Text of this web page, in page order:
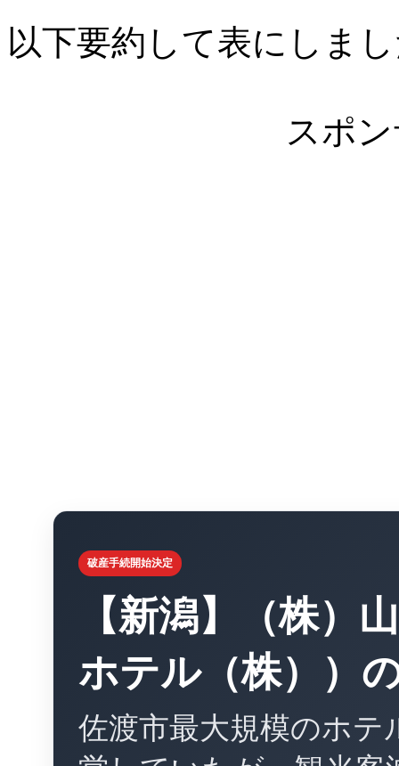
以下要約して表にしま
スポ
破産手続開始決定
【新潟】（株）
ホテル（株））
佐渡市最大規模のホ